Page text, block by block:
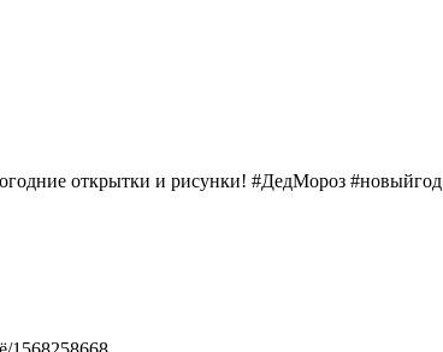
открытки и рисунки! #ДедМороз #новыйгод